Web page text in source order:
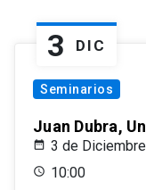
3 DIC
Seminarios
Juan Dubra,
3 de
10:00